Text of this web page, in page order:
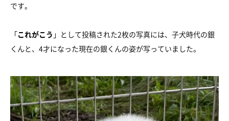
です。
「これがこう 」として投稿された2枚の写真には、子犬時代の銀
くんと、4才になった現在の銀くんの姿が写っていました。